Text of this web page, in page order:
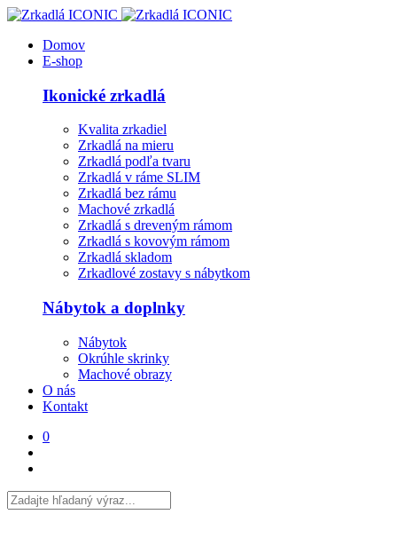
Domov
E-shop
Ikonické zrkadlá
Kvalita zrkadiel
Zrkadlá na mieru
Zrkadlá podľa tvaru
Zrkadlá v ráme SLIM
Zrkadlá bez rámu
Machové zrkadlá
Zrkadlá s dreveným rámom
Zrkadlá s kovovým rámom
Zrkadlá skladom
Zrkadlové zostavy s nábytkom
Nábytok a doplnky
Nábytok
Okrúhle skrinky
Machové obrazy
O nás
Kontakt
0